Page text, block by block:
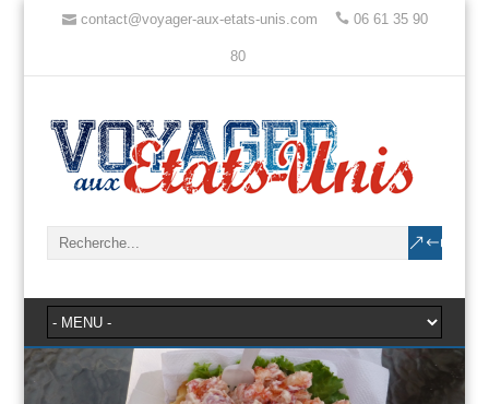
contact@voyager-aux-etats-unis.com 06 61 35 90
80